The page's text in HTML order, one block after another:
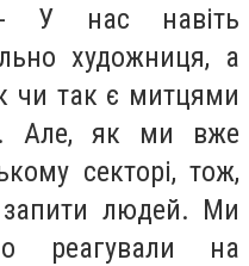
- У нас навіть
художниця, а
чи так є митцями
Але, як ми вже
секторі, тож,
запити людей. Ми
реагували на